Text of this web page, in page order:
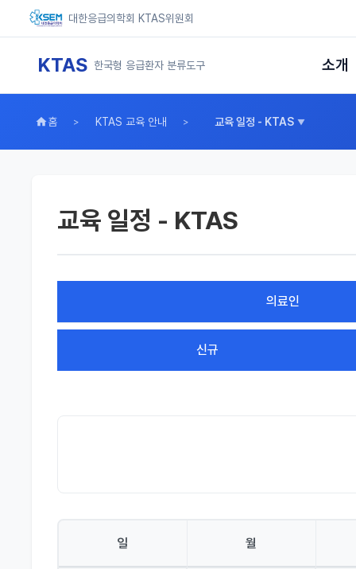
대한응급의학회 KTAS위원회
KTAS 한국형 응급환자 분류도구 소개
홈 KTAS 교육 안내 교육 일정 - KTAS
교육 일정 - KTAS
의료인
신규
일 월